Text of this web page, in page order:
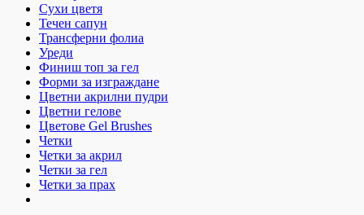
Сухи цветя
Течен сапун
Трансферни фолиа
Уреди
Финиш топ за гел
Форми за изграждане
Цветни акрилни пудри
Цветни гелове
Цветове Gel Brushes
Четки
Четки за акрил
Четки за гел
Четки за прах